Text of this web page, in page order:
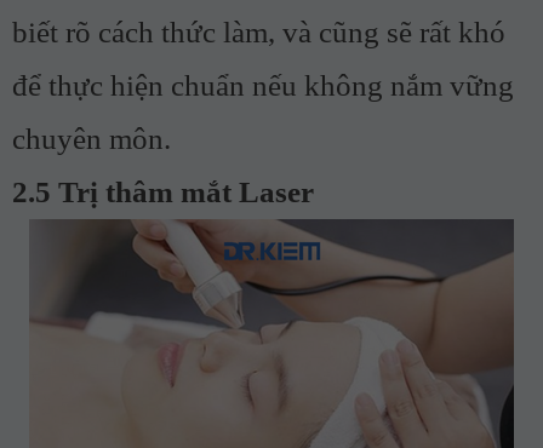
biết rõ cách thức làm, và cũng sẽ rất khó
để thực hiện chuẩn nếu không nắm vững
chuyên môn.
2.5 Trị thâm mắt Laser